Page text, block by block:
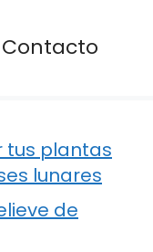
Contacto
tus plantas
lunares
de